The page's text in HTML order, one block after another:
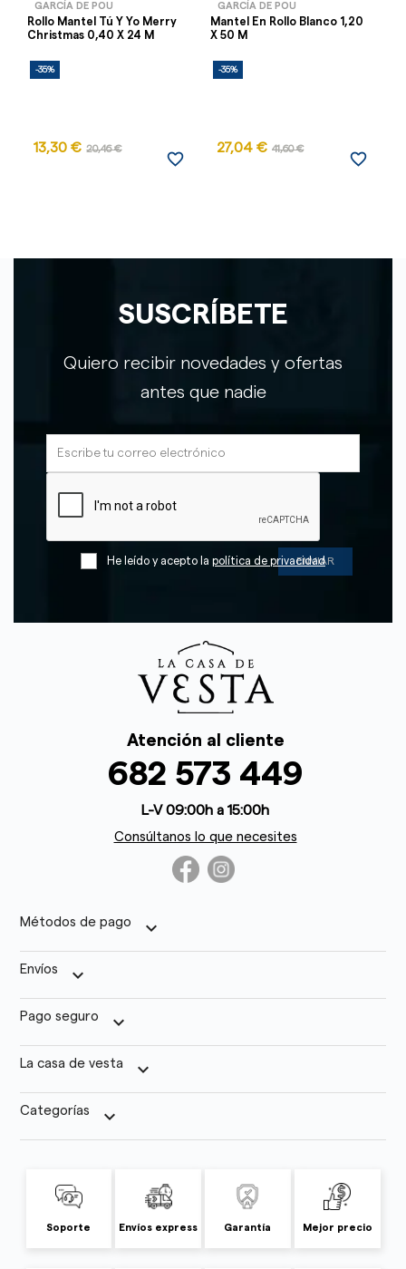
GARCÍA DE POU
Rollo Mantel Tú Y Yo Merry
Christmas 0,40 X 24 M
-35%
13,30 € 20,46 €
favorite_border
GARCÍA DE POU
Mantel En Rollo Blanco 1,20
X 50 M
-35%
27,04 € 41,60 €
favorite_border
SUSCRÍBETE
Quiero recibir novedades y ofertas
antes que nadie
He leído y acepto la política de privacidad
Atención al cliente
682 573 449
L-V 09:00h a 15:00h
Consúltanos lo que necesites
Métodos de pago keyboard_arrow_down
Envíos keyboard_arrow_down
Pago seguro keyboard_arrow_down
La casa de vesta keyboard_arrow_down
Categorías keyboard_arrow_down
Soporte Envíos express Garantía Mejor precio